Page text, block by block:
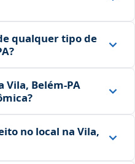
qualquer tipo de
Belém‑PA
no local na Vila,